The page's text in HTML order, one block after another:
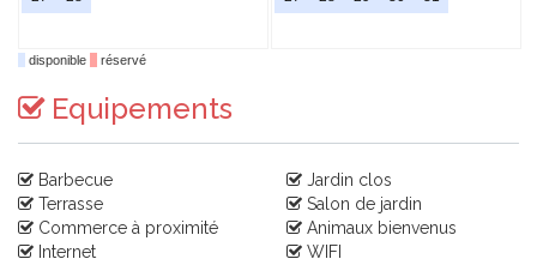
disponible réservé
Equipements
Barbecue
Jardin clos
Terrasse
Salon de jardin
Commerce à proximité
Animaux bienvenus
Internet
WIFI